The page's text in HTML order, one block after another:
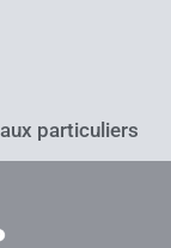
particuliers